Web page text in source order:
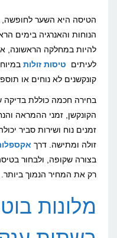
הטיסה היא השער לחופשה,
הנוחות והאנרגיה בימים
להיות במחלקה הראשונה, אך
לעיתים
טיסות זולות
קונקשנים לא נוחים או
בחירה חכמה כוללת בדיקה
הקונקשן, זמני ההמראה
זמנים נוח ושירות סביר
זולה ומתישה. דרך
בצורה שקופה, ולבחור
רק את המחיר הנמוך ביותר.
מלונות